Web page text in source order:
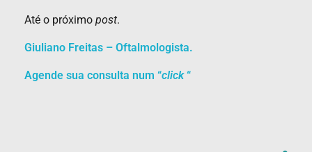
Até o próximo post.
Giuliano Freitas – Oftalmologista.
Agende sua consulta num “click“